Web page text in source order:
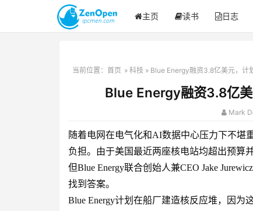
主页 读书 日志
当前位置： 首页 » 科技 » Blue Energy融资3.8亿美元，计
Blue Energy融资3.8亿
Mark
随着电网在电气化和AI数据中心压力下不堪
负担。由于美国最近两座核电站均超出预算
但Blue Energy联合创始人兼CEO Jake
找到答案。
Blue Energy计划在船厂建造核反应堆，因为